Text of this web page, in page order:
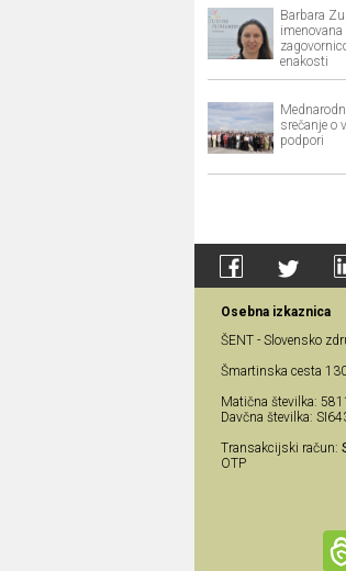
Barbara
imenovana
enakosti
srečanje o
podpori
Osebna izkaznica
ŠENT - Slovensko
Šmartinska cesta
Matična številka:
Davčna številka:
Transakcijski račun:
OTP